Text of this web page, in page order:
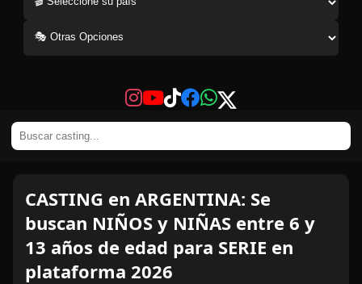
CASTING en ARGENTINA: Se
buscan NIÑOS y NIÑAS entre 6 y
13 años de edad para SERIE en
plataforma 2026